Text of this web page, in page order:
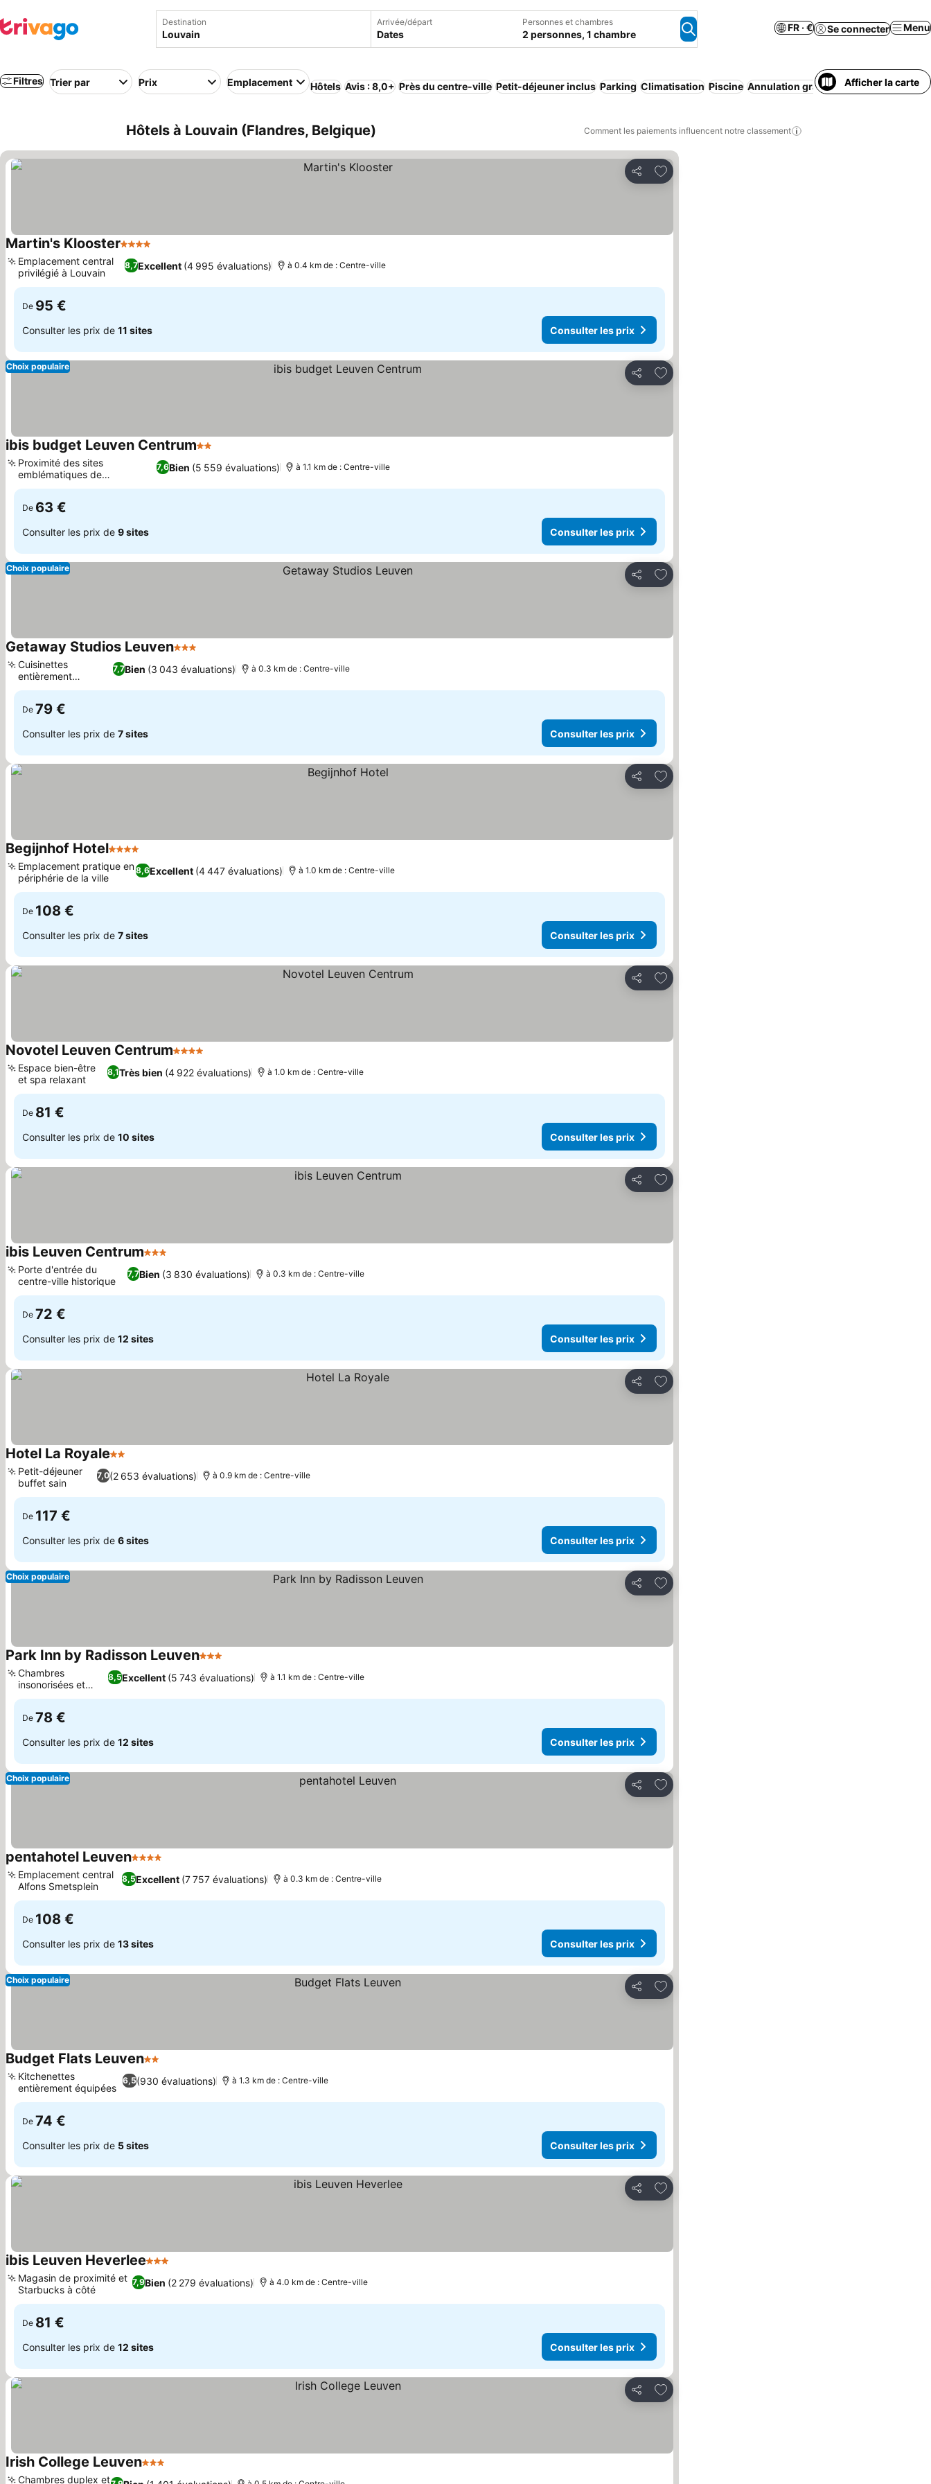
Destination Arrivée/départ
Dates
Personnes et chambres
2 personnes, 1 chambre
FR · € Se connecter Menu
Filtres Trier par Prix Emplacement Hôtels Avis : 8,0+ Près du centre-ville Petit-déjeuner inclus Parking Climatisation Piscine Annulation gratuite Wi-Fi
Afficher la carte
Hôtels à Louvain (Flandres, Belgique) Comment les paiements influencent notre classement
Partager
Ajouter à mes favoris
Martin's Klooster4 Étoiles
8,7Excellent (4 995 évaluations)
Emplacement central
privilégié à Louvain
à 0.4 km de : Centre-ville
De 95 €
Consulter les prix de 11 sites Consulter les prix
Partager
Ajouter à mes favoris
Choix populaire
ibis budget Leuven Centrum2 Étoiles
7,6Bien (5 559 évaluations)
Proximité des sites
emblématiques de
Martelarenplein
à 1.1 km de : Centre-ville
De 63 €
Consulter les prix de 9 sites Consulter les prix
Partager
Ajouter à mes favoris
Choix populaire
Getaway Studios Leuven3 Étoiles
7,7Bien (3 043 évaluations)
Cuisinettes
entièrement
équipées
à 0.3 km de : Centre-ville
De 79 €
Consulter les prix de 7 sites Consulter les prix
Partager
Ajouter à mes favoris
Begijnhof Hotel4 Étoiles
8,6Excellent (4 447 évaluations)
Emplacement pratique en
périphérie de la ville
à 1.0 km de : Centre-ville
De 108 €
Consulter les prix de 7 sites Consulter les prix
Partager
Ajouter à mes favoris
Novotel Leuven Centrum4 Étoiles
8,1Très bien (4 922 évaluations)
Espace bien-être
et spa relaxant
à 1.0 km de : Centre-ville
De 81 €
Consulter les prix de 10 sites Consulter les prix
Partager
Ajouter à mes favoris
ibis Leuven Centrum3 Étoiles
7,7Bien (3 830 évaluations)
Porte d'entrée du
centre-ville historique
à 0.3 km de : Centre-ville
De 72 €
Consulter les prix de 12 sites Consulter les prix
Partager
Ajouter à mes favoris
Hotel La Royale2 Étoiles
7,0(2 653 évaluations)
Petit-déjeuner
buffet sain
à 0.9 km de : Centre-ville
De 117 €
Consulter les prix de 6 sites Consulter les prix
Partager
Ajouter à mes favoris
Choix populaire
Park Inn by Radisson Leuven3 Étoiles
8,5Excellent (5 743 évaluations)
Chambres
insonorisées et
calmes
à 1.1 km de : Centre-ville
De 78 €
Consulter les prix de 12 sites Consulter les prix
Partager
Ajouter à mes favoris
Choix populaire
pentahotel Leuven4 Étoiles
8,5Excellent (7 757 évaluations)
Emplacement central
Alfons Smetsplein
à 0.3 km de : Centre-ville
De 108 €
Consulter les prix de 13 sites Consulter les prix
Partager
Ajouter à mes favoris
Choix populaire
Budget Flats Leuven2 Étoiles
6,5(930 évaluations)
Kitchenettes
entièrement équipées
à 1.3 km de : Centre-ville
De 74 €
Consulter les prix de 5 sites Consulter les prix
Partager
Ajouter à mes favoris
ibis Leuven Heverlee3 Étoiles
7,9Bien (2 279 évaluations)
Magasin de proximité et
Starbucks à côté
à 4.0 km de : Centre-ville
De 81 €
Consulter les prix de 12 sites Consulter les prix
Partager
Ajouter à mes favoris
Irish College Leuven3 Étoiles
Chambres duplex et